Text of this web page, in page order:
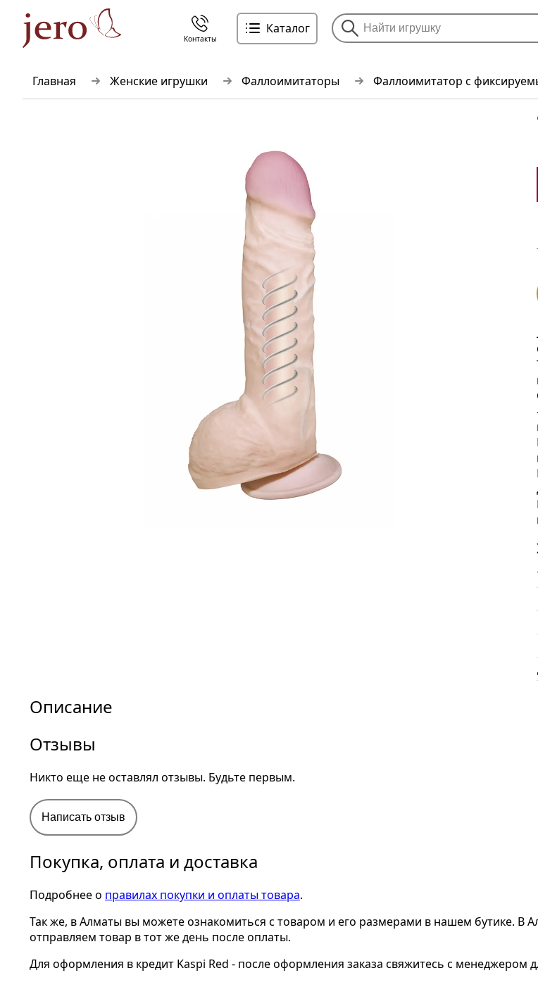
Главная Женские игрушки Фаллоимитаторы Фаллоимитатор с
Описание
Отзывы
Никто еще не оставлял отзывы. Будьте первым.
Написать отзыв
Покупка, оплата и доставка
Подробнее о правилах покупки и оплаты товара.
Так же, в Алматы вы можете ознакомиться с товаром и его размерами в нашем бутике. В
отправляем товар в тот же день после оплаты.
Для оформления в кредит Kaspi Red - после оформления заказа свяжитесь с менеджером
Контакты
Каталог